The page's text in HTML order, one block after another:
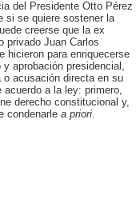
del Presidente Otto Pérez
si se quiere sostener la
creerse que la ex
privado Juan Carlos
hicieron para enriquecerse
aprobación presidencial,
o acusación directa en su
acuerdo a la ley: primero,
derecho constitucional y,
condenarle a priori.